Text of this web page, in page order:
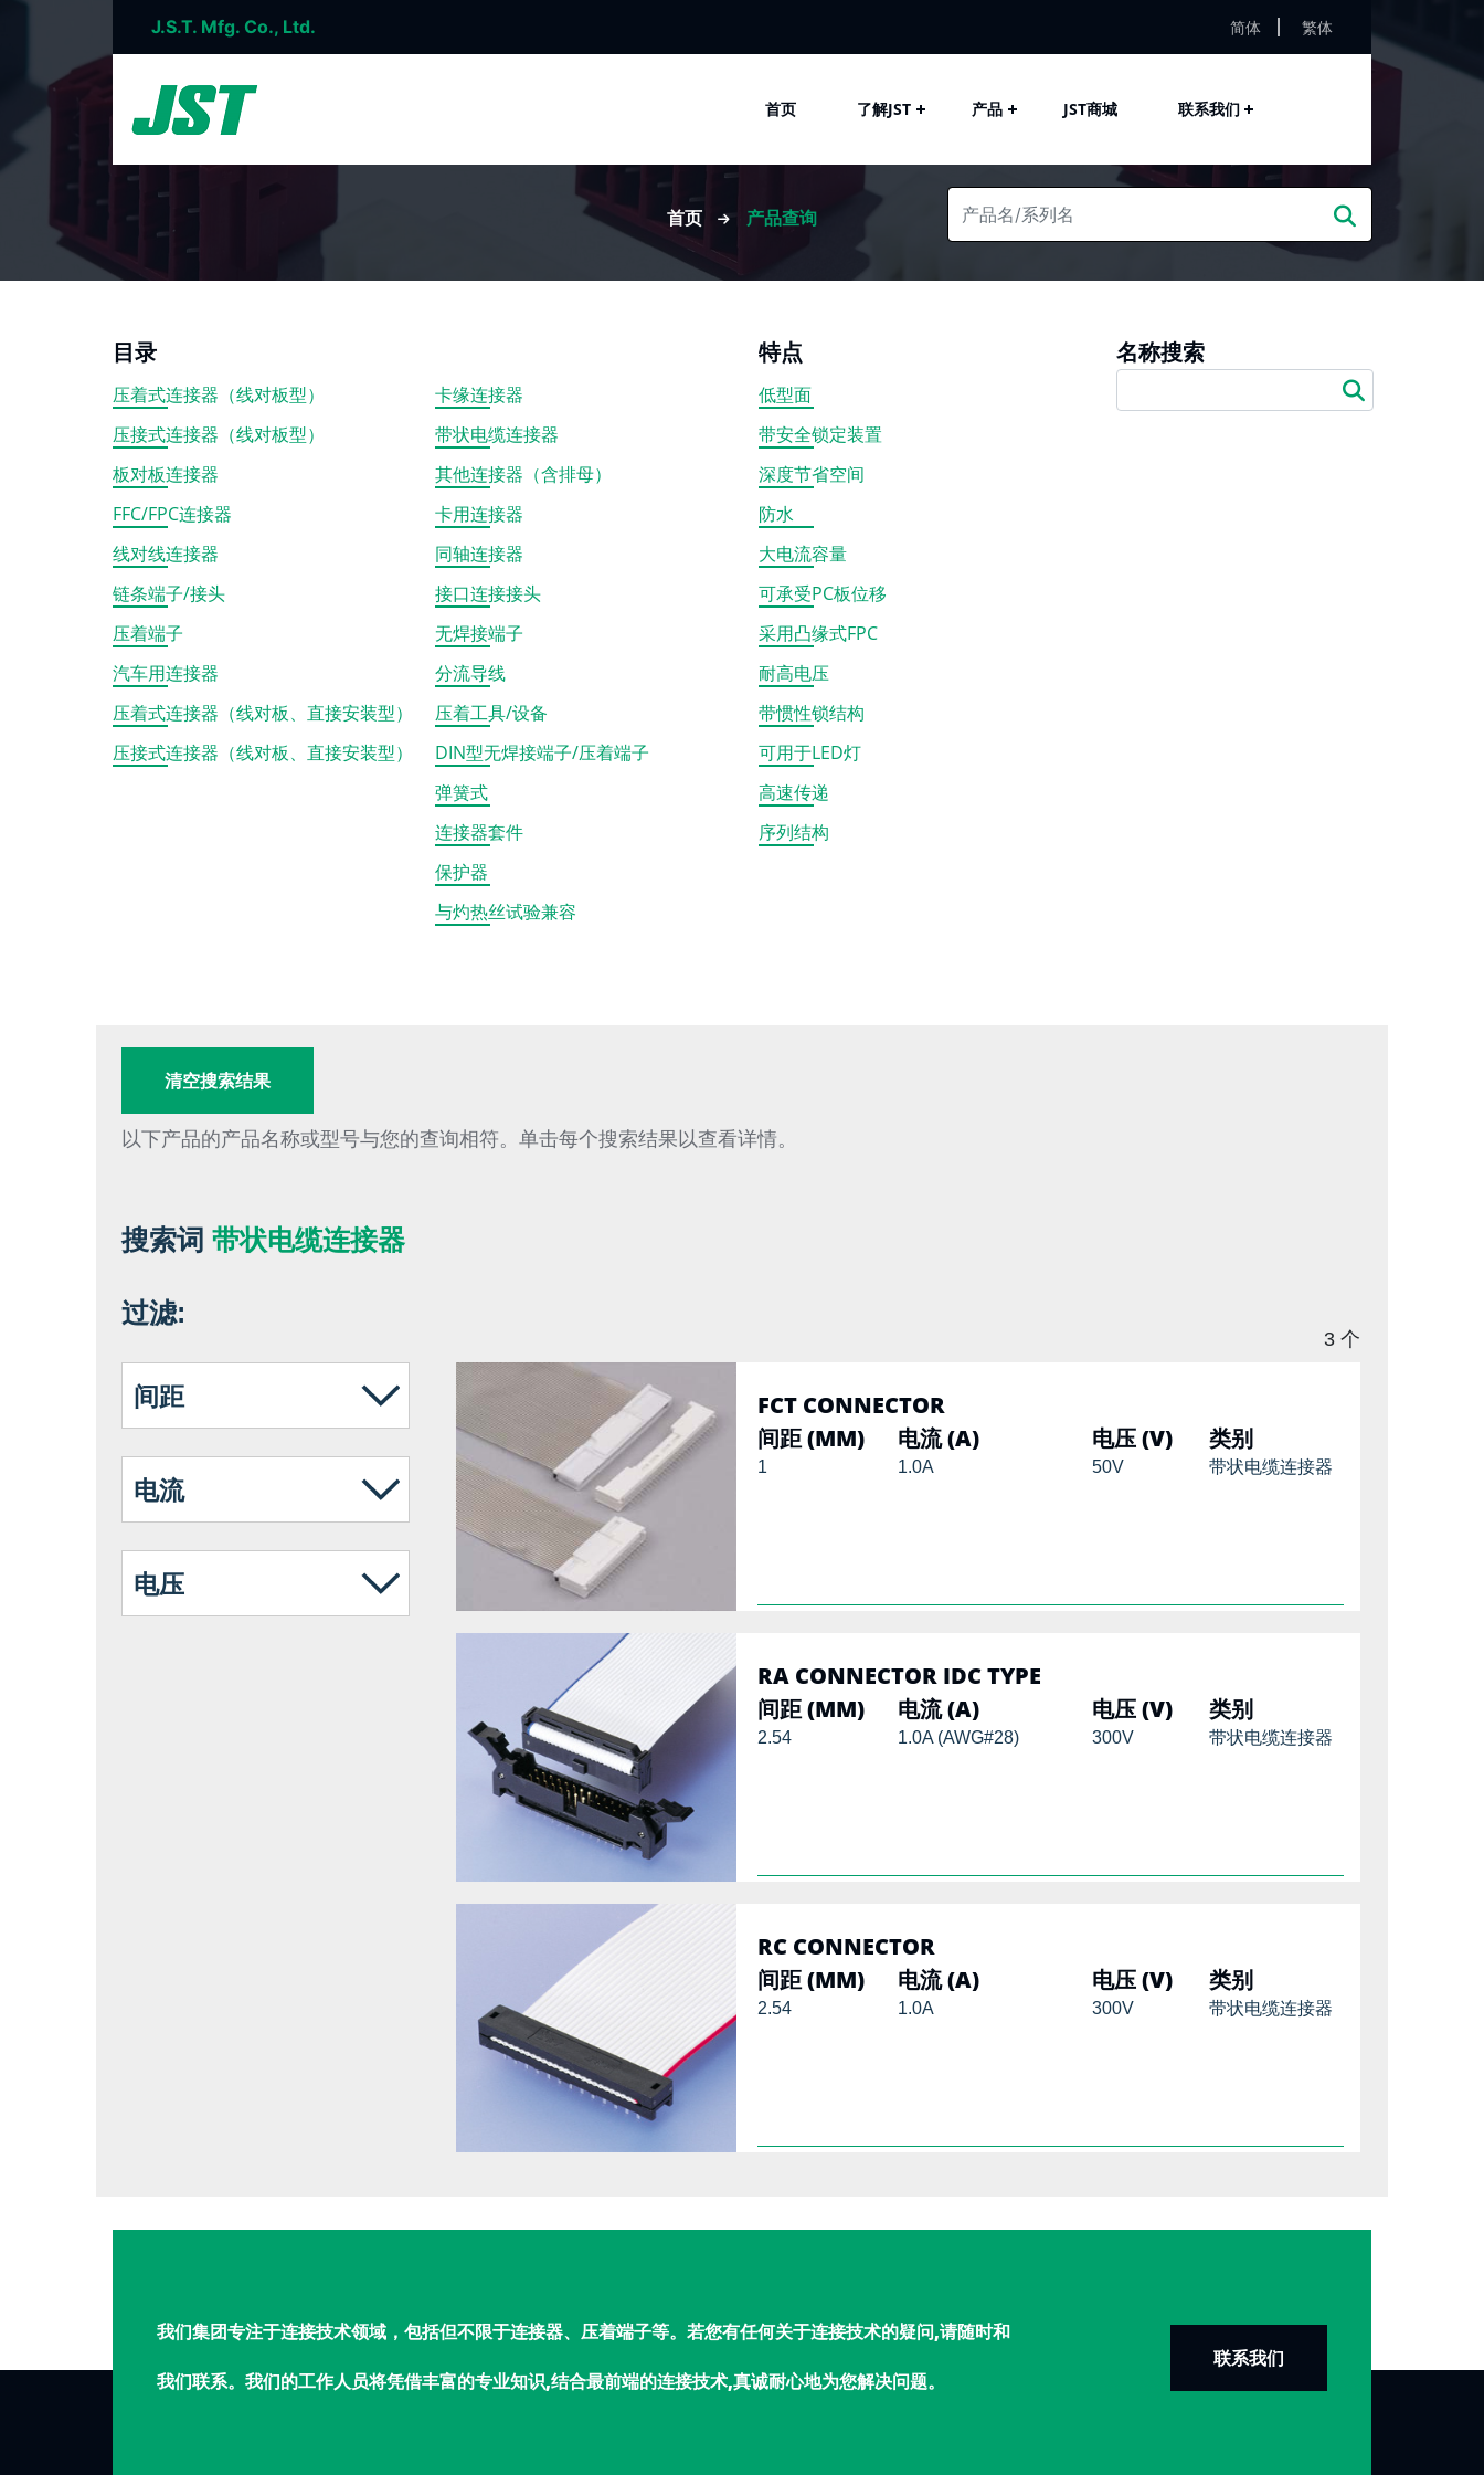
J.S.T. Mfg. Co., Ltd. 简体 繁体
首页 了解JST 产品 JST商城 联系我们
首页 产品查询
目录
压着式连接器（线对板型）
压接式连接器（线对板型）
板对板连接器
FFC/FPC连接器
线对线连接器
链条端子/接头
压着端子
汽车用连接器
压着式连接器（线对板、直接安装型）
压接式连接器（线对板、直接安装型）
卡缘连接器
带状电缆连接器
其他连接器（含排母）
卡用连接器
同轴连接器
接口连接接头
无焊接端子
分流导线
压着工具/设备
DIN型无焊接端子/压着端子
弹簧式
连接器套件
保护器
与灼热丝试验兼容
特点
低型面
带安全锁定装置
深度节省空间
防水
大电流容量
可承受PC板位移
采用凸缘式FPC
耐高电压
带惯性锁结构
可用于LED灯
高速传递
序列结构
名称搜索
清空搜索结果
以下产品的产品名称或型号与您的查询相符。单击每个搜索结果以查看详情。
搜索词带状电缆连接器
过滤:
间距
电流
电压
3 个
FCT CONNECTOR
间距 (MM)
1
电流 (A)
1.0A
电压 (V)
50V
类别
带状电缆连接器
RA CONNECTOR IDC TYPE
间距 (MM)
2.54
电流 (A)
1.0A (AWG#28)
电压 (V)
300V
类别
带状电缆连接器
RC CONNECTOR
间距 (MM)
2.54
电流 (A)
1.0A
电压 (V)
300V
类别
带状电缆连接器
我们集团专注于连接技术领域，包括但不限于连接器、压着端子等。若您有任何关于连接技术的疑问,请随时和
我们联系。我们的工作人员将凭借丰富的专业知识,结合最前端的连接技术,真诚耐心地为您解决问题。
联系我们